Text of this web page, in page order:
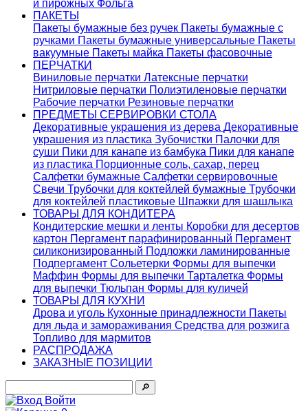
и пирожных Фольга
ПАКЕТЫ
Пакеты бумажные без ручек Пакеты бумажные с
ручками Пакеты бумажные универсальные Пакеты
вакуумные Пакеты майка Пакеты фасовочные
ПЕРЧАТКИ
Виниловые перчатки Латексные перчатки
Нитриловые перчатки Полиэтиленовые перчатки
Рабочие перчатки Резиновые перчатки
ПРЕДМЕТЫ СЕРВИРОВКИ СТОЛА
Декоративные украшения из дерева Декоративные
украшения из пластика Зубочистки Палочки для
суши Пики для канапе из бамбука Пики для канапе
из пластика Порционные соль, сахар, перец
Салфетки бумажные Салфетки сервировочные
Свечи Трубочки для коктейлей бумажные Трубочки
для коктейлей пластиковые Шпажки для шашлыка
ТОВАРЫ ДЛЯ КОНДИТЕРА
Кондитерские мешки и ленты Коробки для десертов
картон Пергамент парафинированный Пергамент
силиконизированный Подложки ламинированные
Подпергамент Сольетерки Формы для выпечки
Маффин Формы для выпечки Тарталетка Формы
для выпечки Тюльпан Формы для куличей
ТОВАРЫ ДЛЯ КУХНИ
Дрова и уголь Кухонные принадлежности Пакеты
для льда и замораживания Средства для розжига
Топливо для мармитов
РАСПРОДАЖА
ЗАКАЗНЫЕ ПОЗИЦИИ
🔎︎
Войти